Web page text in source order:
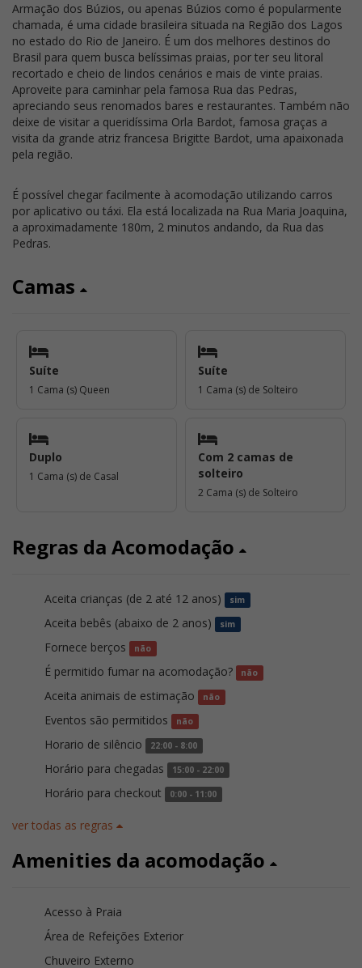
Armação dos Búzios, ou apenas Búzios como é popularmente
chamada, é uma cidade brasileira situada na Região dos Lagos
no estado do Rio de Janeiro. É um dos melhores destinos do
Brasil para quem busca belíssimas praias, por ter seu litoral
recortado e cheio de lindos cenários e mais de vinte praias.
Aproveite para caminhar pela famosa Rua das Pedras,
apreciando seus renomados bares e restaurantes. Também não
deixe de visitar a queridíssima Orla Bardot, famosa graças a
visita da grande atriz francesa Brigitte Bardot, uma apaixonada
pela região.
É possível chegar facilmente à acomodação utilizando carros
por aplicativo ou táxi. Ela está localizada na Rua Maria Joaquina,
a aproximadamente 180m, 2 minutos andando, da Rua das
Pedras.
Camas
Suíte
1 Cama (s) Queen
Suíte
1 Cama (s) de Solteiro
Duplo
1 Cama (s) de Casal
Com 2 camas de
solteiro
2 Cama (s) de Solteiro
Regras da Acomodação
Aceita crianças (de 2 até 12 anos) sim
Aceita bebês (abaixo de 2 anos) sim
Fornece berços não
É permitido fumar na acomodação? não
Aceita animais de estimação não
Eventos são permitidos não
Horario de silêncio 22:00 - 8:00
Horário para chegadas 15:00 - 22:00
Horário para checkout 0:00 - 11:00
ver todas as regras
Amenities da acomodação
Acesso à Praia
Área de Refeições Exterior
Chuveiro Externo